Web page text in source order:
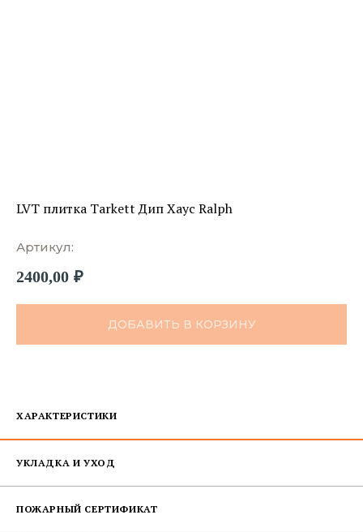
LVT плитка Tarkett Дип Хаус Ralph
Артикул:
2400,00 ₽
ДОБАВИТЬ В КОРЗИНУ
ХАРАКТЕРИСТИКИ
УКЛАДКА И УХОД
ПОЖАРНЫЙ СЕРТИФИКАТ